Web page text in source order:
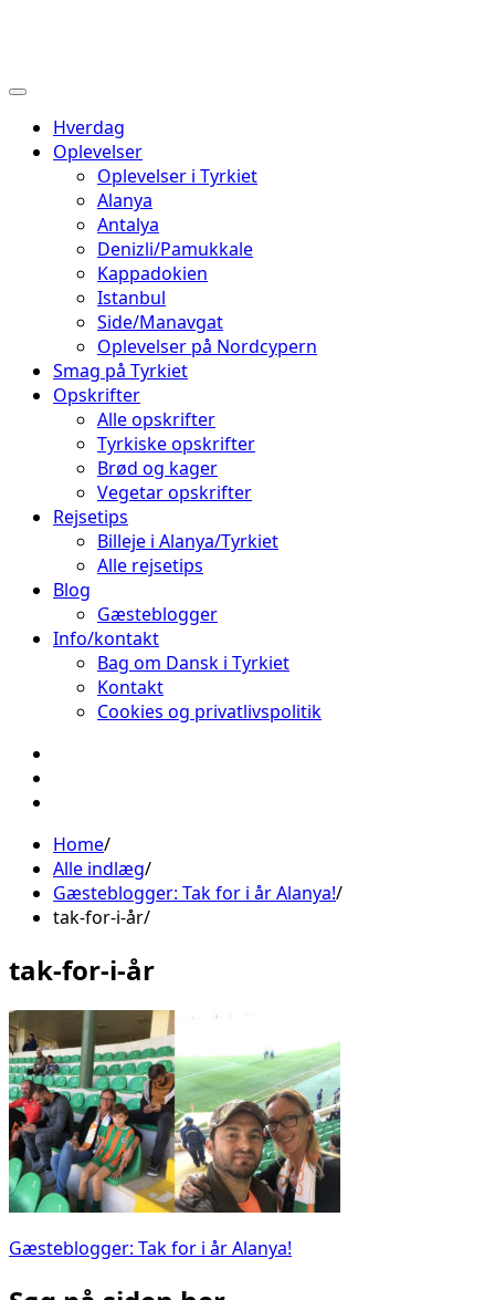
Hverdag
Oplevelser
Oplevelser i Tyrkiet
Alanya
Antalya
Denizli/Pamukkale
Kappadokien
Istanbul
Side/Manavgat
Oplevelser på Nordcypern
Smag på Tyrkiet
Opskrifter
Alle opskrifter
Tyrkiske opskrifter
Brød og kager
Vegetar opskrifter
Rejsetips
Billeje i Alanya/Tyrkiet
Alle rejsetips
Blog
Gæsteblogger
Info/kontakt
Bag om Dansk i Tyrkiet
Kontakt
Cookies og privatlivspolitik
Home
Alle indlæg
Gæsteblogger: Tak for i år Alanya!
tak-for-i-år
tak-for-i-år
Indlægsnavigation
Gæsteblogger: Tak for i år Alanya!